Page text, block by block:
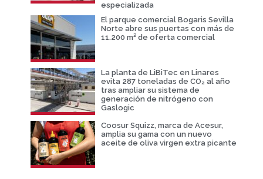
especializada
El parque comercial Bogaris Sevilla
Norte abre sus puertas con más de
11.200 m² de oferta comercial
La planta de LiBiTec en Linares
evita 287 toneladas de CO₂ al año
tras ampliar su sistema de
generación de nitrógeno con
Gaslogic
Coosur Squizz, marca de Acesur,
amplia su gama con un nuevo
aceite de oliva virgen extra picante